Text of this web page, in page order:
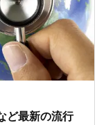
ど最新の流行